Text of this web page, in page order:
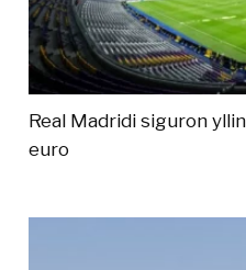
Real Madridi siguron
euro